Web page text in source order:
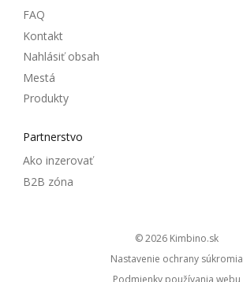
FAQ
Kontakt
Nahlásiť obsah
Mestá
Produkty
Partnerstvo
Ako inzerovať
B2B zóna
© 2026
kimbino.sk
Nastavenie ochrany súkromia